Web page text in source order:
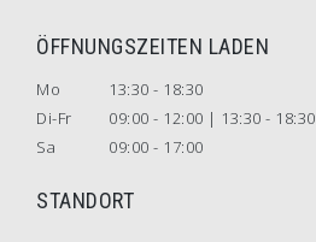
ÖFFNUNGSZEITEN LADEN
Mo
13:30 - 18:30
Di-Fr
09:00 - 12:00 | 13:30 - 18:30
Sa
09:00 - 17:00
STANDORT